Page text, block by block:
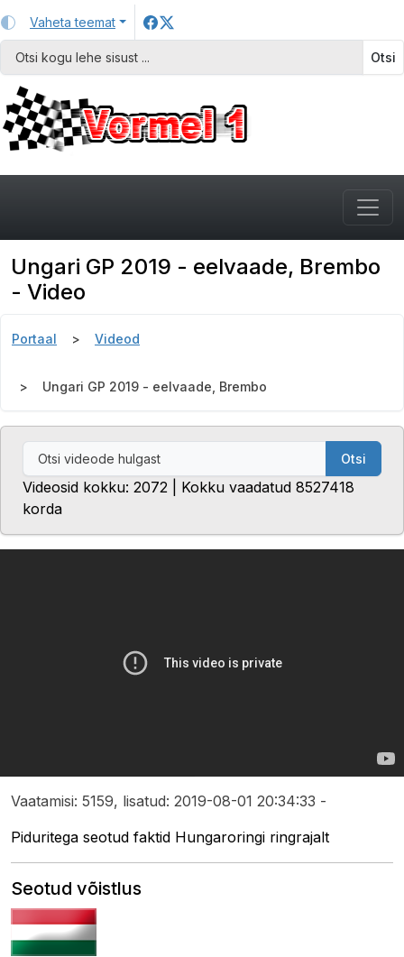
Vaheta teemat
Otsi
Ungari GP 2019 - eelvaade, Brembo
- Video
Portaal Videod
Ungari GP 2019 - eelvaade, Brembo
Otsi
Videosid kokku: 2072 | Kokku vaadatud 8527418
korda
Vaatamisi: 5159, lisatud: 2019-08-01 20:34:33 -
Piduritega seotud faktid Hungaroringi ringrajalt
Seotud võistlus